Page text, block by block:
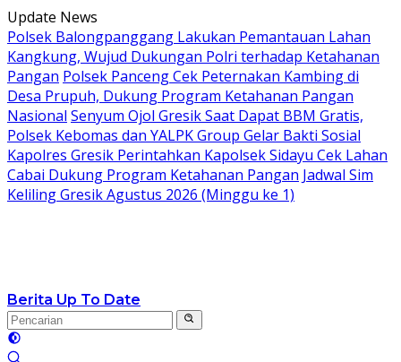
Langsung
ke
konten
Update News
Polsek Balongpanggang Lakukan Pemantauan Lahan
Kangkung, Wujud Dukungan Polri terhadap Ketahanan
Pangan Polsek Panceng Cek Peternakan Kambing di
Desa Prupuh, Dukung Program Ketahanan Pangan
Nasional Senyum Ojol Gresik Saat Dapat BBM Gratis,
Polsek Kebomas dan YALPK Group Gelar Bakti Sosial
Kapolres Gresik Perintahkan Kapolsek Sidayu Cek Lahan
Cabai Dukung Program Ketahanan Pangan Jadwal Sim
Keliling Gresik Agustus 2026 (Minggu ke 1)
Berita Up To Date